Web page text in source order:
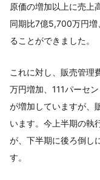
原価の増加以上に売上
同期比7億5,700万円増
ることができました。
これに対し、販売管
万円増加、111パーセ
が増加していますが、
います。今上半期の執
が、下半期に後ろ倒し
す。